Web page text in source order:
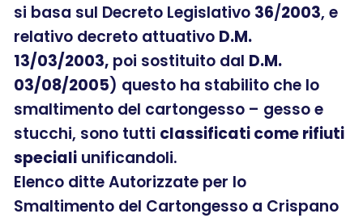
si basa sul Decreto Legislativo 36/2003, e
relativo decreto attuativo D.M.
13/03/2003, poi sostituito dal D.M.
03/08/2005) questo ha stabilito che lo
smaltimento del cartongesso – gesso e
stucchi, sono tutti classificati come rifiuti
speciali unificandoli.
Elenco ditte Autorizzate per lo
Smaltimento del Cartongesso a Crispano